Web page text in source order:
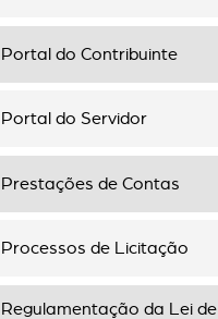
Portal do Contribuinte
Portal do Servidor
Prestações de Contas
Processos de Licitação
Regulamentação da Lei de